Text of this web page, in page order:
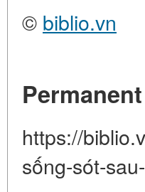
© biblio.vn
https://
sống-sót-